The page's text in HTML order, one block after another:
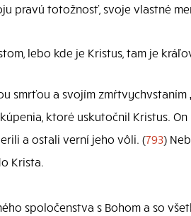
pravú totožnosť, svoje vlastné
lebo kde je Kristus, tam je
smrťou a svojím
ktoré uskutočnil Kristus.
a ostali verní jeho vôli. (793)
Krista.
spoločenstva s Bohom a so